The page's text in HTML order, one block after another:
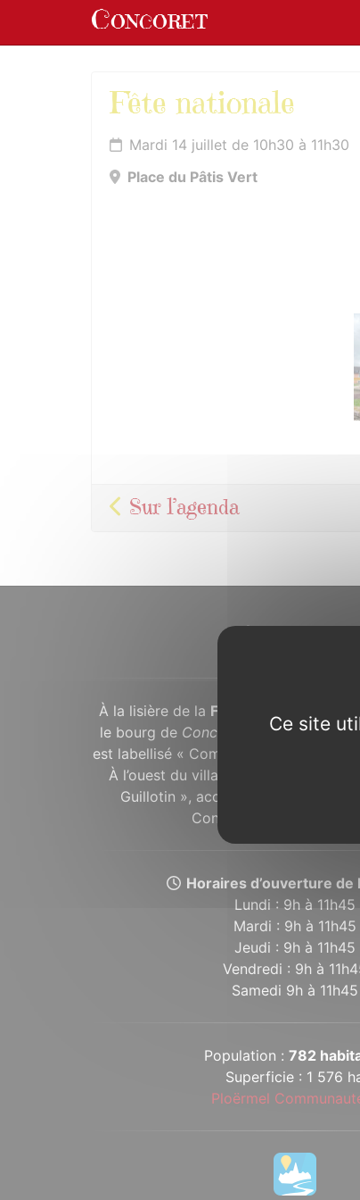
Concoret
Fête nationale
Mardi 14 juillet de 10h30 à 11h30
Place du Pâtis Vert
Sur l’agenda
À la lisière de la Forêt de Brocéliande
le bourg de Concoret
avec ses
est labellisé « Commune du Patrimoine
À l’ouest du village, un arbre
Guillotin », accompagne depuis
Concoretois et
Horaires d’ouverture de
Lundi : 9h à 11h45
Mardi : 9h à 11h45
Jeudi : 9h à 11h45
Vendredi : 9h à
Samedi 9h à 11h45
Population :782
Superficie : 1 576
Ploërmel
Panneau de gestion des cookies
Ce site